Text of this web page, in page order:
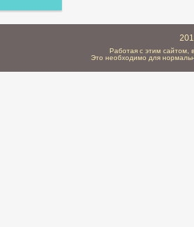
Работая с этим сайтом,
Это необходимо для